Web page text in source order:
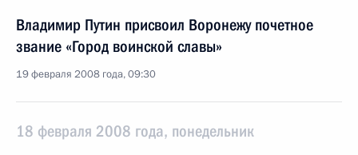
Владимир Путин присвоил Воронежу почетное
звание «Город воинской славы»
19 февраля 2008 года, 09:30
18 февраля 2008 года, понедельник